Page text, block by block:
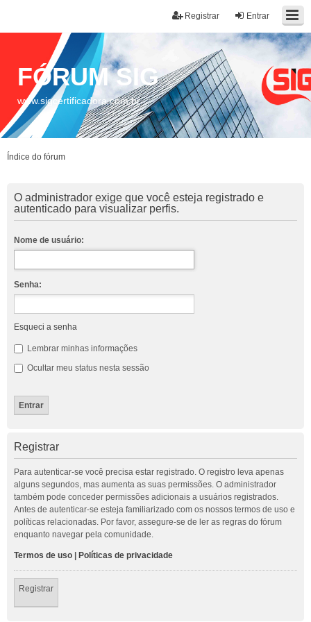
Entrar
Registrar
FÓRUM SIG
www.sigcertificadora.com.br
Índice do fórum
O administrador exige que você esteja registrado e
autenticado para visualizar perfis.
Nome de usuário:
Senha:
Esqueci a senha
Lembrar minhas informações
Ocultar meu status nesta sessão
Registrar
Para autenticar-se você precisa estar registrado. O registro leva apenas
alguns segundos, mas aumenta as suas permissões. O administrador
também pode conceder permissões adicionais a usuários registrados.
Antes de autenticar-se esteja familiarizado com os nossos termos de uso e
políticas relacionadas. Por favor, assegure-se de ler as regras do fórum
enquanto navegar pela comunidade.
Termos de uso Políticas de privacidade
Registrar